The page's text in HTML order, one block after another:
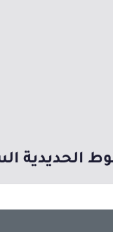
الحديدية